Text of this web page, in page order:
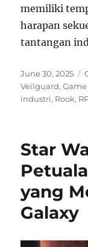
memiliki
harapan
tantangan
Posted
on
June 30, 2025
Veilguard,Game
industri, Rook,
Star
yang
Galaxy